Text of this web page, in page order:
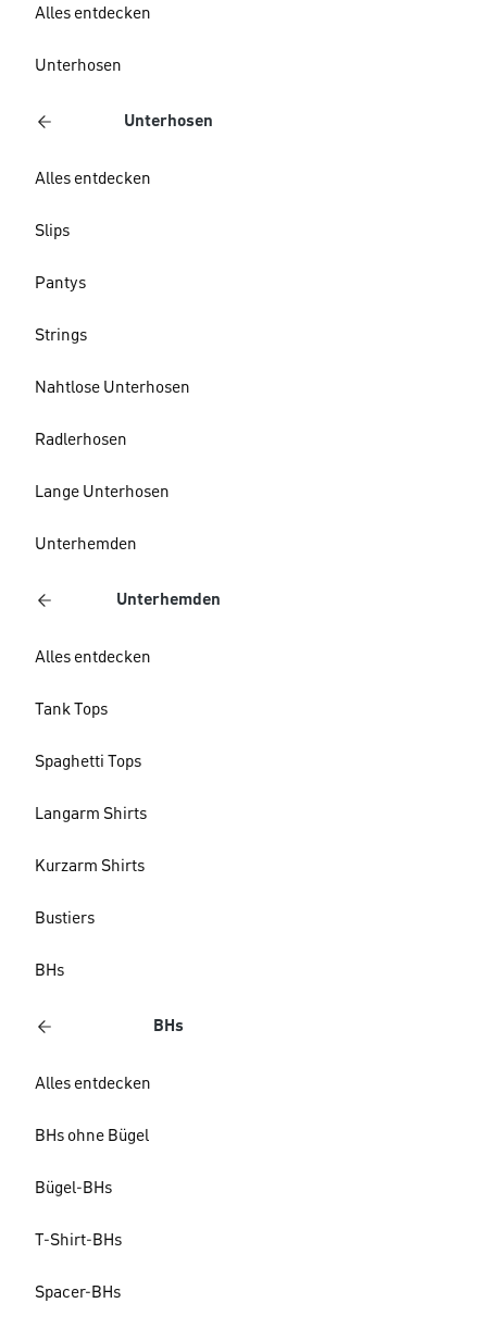
Alles entdecken
Unterhosen
Unterhosen
Alles entdecken
Slips
Pantys
Strings
Nahtlose Unterhosen
Radlerhosen
Lange Unterhosen
Unterhemden
Unterhemden
Alles entdecken
Tank Tops
Spaghetti Tops
Langarm Shirts
Kurzarm Shirts
Bustiers
BHs
BHs
Alles entdecken
BHs ohne Bügel
Bügel-BHs
T-Shirt-BHs
Spacer-BHs